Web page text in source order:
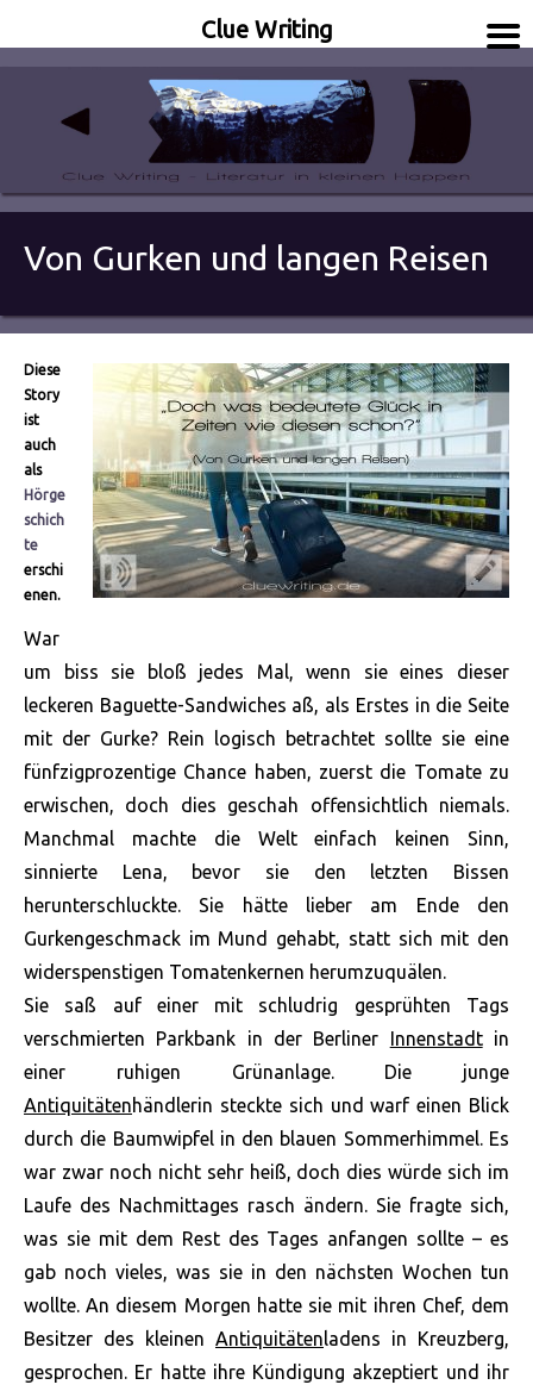
Clue Writing
Von Gurken und langen Reisen
Diese
Story
ist
auch
als
Hörge
schich
te
erschi
enen.
War
um biss sie bloß jedes Mal, wenn sie eines dieser
leckeren Baguette-Sandwiches aß, als Erstes in die Seite
mit der Gurke? Rein logisch betrachtet sollte sie eine
fünfzigprozentige Chance haben, zuerst die Tomate zu
erwischen, doch dies geschah offensichtlich niemals.
Manchmal machte die Welt einfach keinen Sinn,
sinnierte Lena, bevor sie den letzten Bissen
herunterschluckte. Sie hätte lieber am Ende den
Gurkengeschmack im Mund gehabt, statt sich mit den
widerspenstigen Tomatenkernen herumzuquälen.
Sie saß auf einer mit schludrig gesprühten Tags
verschmierten Parkbank in der Berliner
Innenstadtin
einer ruhigen Grünanlage. Die junge
Antiquitätenhändlerin steckte sich und warf einen Blick
durch die Baumwipfel in den blauen Sommerhimmel. Es
war zwar noch nicht sehr heiß, doch dies würde sich im
Laufe des Nachmittages rasch ändern. Sie fragte sich,
was sie mit dem Rest des Tages anfangen sollte – es
gab noch vieles, was sie in den nächsten Wochen tun
wollte. An diesem Morgen hatte sie mit ihren Chef, dem
Besitzer des kleinen Antiquitätenladens in Kreuzberg,
gesprochen. Er hatte ihre Kündigung akzeptiert und ihr
Clue Writing